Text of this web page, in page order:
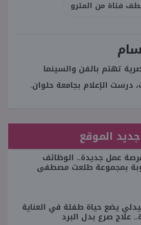
فتاة من المترو
تهتم بالفن والسينما
درست الإعلام بجامعة حلوان.
الموقع
فرصة عمل جديدة.. الوظائف
بمجموعة طلعت مصطفى
يضع حياة طفلة في العناية
علاج صرع بدل البرد